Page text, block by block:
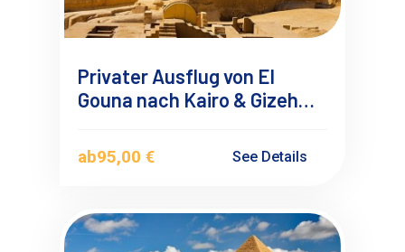
Privater Ausflug von El
Gouna nach Kairo & Gizeh
Deutschsprachigen
Reiseführer
ab95,00 € See Details